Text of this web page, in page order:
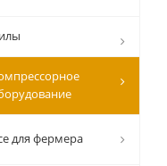
для фермера